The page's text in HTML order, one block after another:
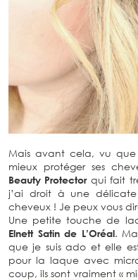
Mais avant cela, vu
mieux protéger ses
Beauty Protectorqui fait
j’ai droit à une
cheveux ! Je peux vous
Une petite touche de
Elnett Satin de L’Oréal.
que je suis ado et elle
pour la laque avec
coup, ils sont vraiment «